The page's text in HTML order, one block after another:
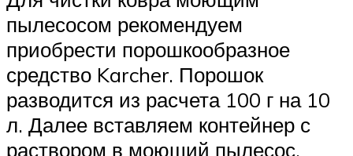
пылесосом рекомендуем
приобрести порошкообразное
средство Karcher. Порошок
разводится из расчета 100 г на 10
л. Далее вставляем контейнер с
раствором в моющий пылесос,